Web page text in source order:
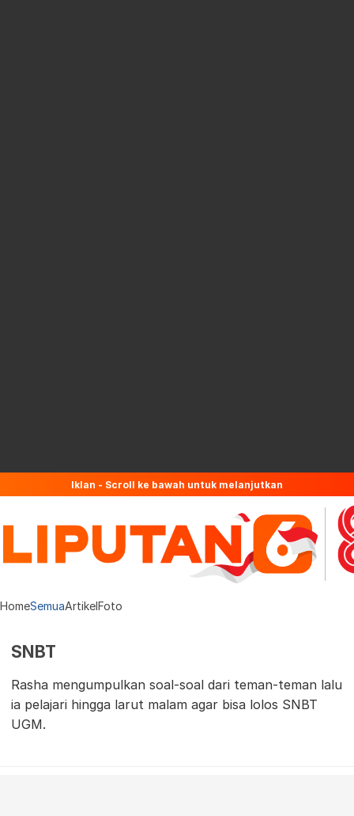
Iklan - Scroll ke bawah untuk melanjutkan
HomeSemuaArtikelFoto
SNBT
Rasha mengumpulkan soal-soal dari teman-teman lalu
ia pelajari hingga larut malam agar bisa lolos SNBT
UGM.